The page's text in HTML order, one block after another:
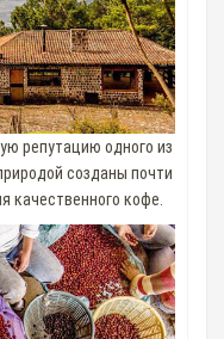
репутацию одного из
созданы почти
качественного кофе.